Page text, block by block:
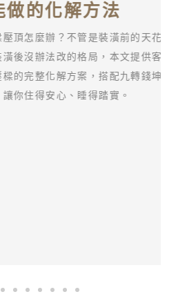
解方法
？不管是裝潢前的天花板設
改的格局，本文提供客廳橫
解方案，搭配九轉錢坤爐的
心、睡得踏實。